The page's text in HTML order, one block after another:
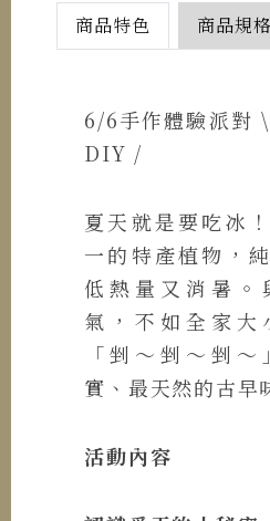
商品特色 商品規格
6/6手作體驗派對
DIY /
夏天就是要吃冰
一的特產植物，
低熱量又消暑。
氣，不如全家大
「剉～剉～剉
實、最天然的古早
活動內容